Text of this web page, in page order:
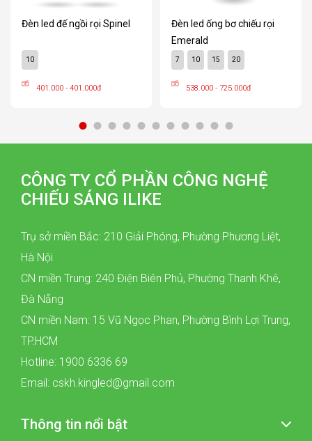
Đèn led đế ngồi rọi Spinel
10
401.000 - 401.000đ
Đèn led ống bơ chiếu rọi
Emerald
7 10 15 20
538.000 - 725.000đ
CÔNG TY CỔ PHẦN CÔNG NGHỆ
CHIẾU SÁNG ILIKE
Trụ sở miền Bắc: 210 Giải Phóng, Phường Phương Liệt,
Hà Nội
CN miền Trung: 240 Điện Biên Phủ, Phường Thanh Khê,
Đà Nẵng
CN miền Nam: 15 Vũ Ngọc Phan, Phường Bình Lợi Trung,
TP.HCM
Hotline: 1900 6336 69
Email: cskh.kingled@gmail.com
Thông tin nổi bật